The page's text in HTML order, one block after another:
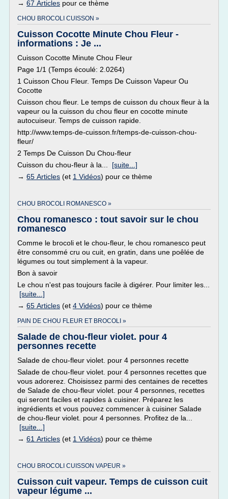
→ 67 Articles pour ce thème
CHOU BROCOLI CUISSON »
Cuisson Cocotte Minute Chou Fleur -
informations : Je ...
Cuisson Cocotte Minute Chou Fleur
Page 1/1 (Temps écoulé: 2.0264)
1 Cuisson Chou Fleur. Temps De Cuisson Vapeur Ou
Cocotte
Cuisson chou fleur. Le temps de cuisson du choux fleur à la
vapeur ou la cuisson du chou fleur en cocotte minute
autocuiseur. Temps de cuisson rapide.
http://www.temps-de-cuisson.fr/temps-de-cuisson-chou-
fleur/
2 Temps De Cuisson Du Chou-fleur
Cuisson du chou-fleur à la... [suite...]
→ 65 Articles (et 1 Vidéos) pour ce thème
CHOU BROCOLI ROMANESCO »
Chou romanesco : tout savoir sur le chou
romanesco
Comme le brocoli et le chou-fleur, le chou romanesco peut
être consommé cru ou cuit, en gratin, dans une poêlée de
légumes ou tout simplement à la vapeur.
Bon à savoir
Le chou n'est pas toujours facile à digérer. Pour limiter les...
[suite...]
→ 65 Articles (et 4 Vidéos) pour ce thème
PAIN DE CHOU FLEUR ET BROCOLI »
Salade de chou-fleur violet. pour 4
personnes recette
Salade de chou-fleur violet. pour 4 personnes recette
Salade de chou-fleur violet. pour 4 personnes recettes que
vous adorerez. Choisissez parmi des centaines de recettes
de Salade de chou-fleur violet. pour 4 personnes, recettes
qui seront faciles et rapides à cuisiner. Préparez les
ingrédients et vous pouvez commencer à cuisiner Salade
de chou-fleur violet. pour 4 personnes. Profitez de la...
[suite...]
→ 61 Articles (et 1 Vidéos) pour ce thème
CHOU BROCOLI CUISSON VAPEUR »
Cuisson cuit vapeur. Temps de cuisson cuit
vapeur légume ...